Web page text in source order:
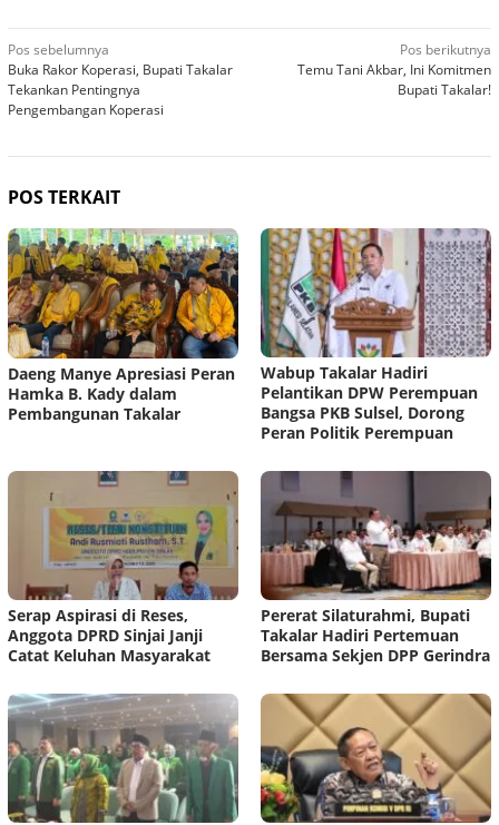
Navigasi
pos
Pos sebelumnya
Buka Rakor Koperasi, Bupati Takalar
Tekankan Pentingnya
Pengembangan Koperasi
Pos berikutnya
Temu Tani Akbar, Ini Komitmen
Bupati Takalar!
POS TERKAIT
Daeng Manye Apresiasi Peran
Hamka B. Kady dalam
Pembangunan Takalar
Wabup Takalar Hadiri
Pelantikan DPW Perempuan
Bangsa PKB Sulsel, Dorong
Peran Politik Perempuan
Serap Aspirasi di Reses,
Anggota DPRD Sinjai Janji
Catat Keluhan Masyarakat
Pererat Silaturahmi, Bupati
Takalar Hadiri Pertemuan
Bersama Sekjen DPP Gerindra